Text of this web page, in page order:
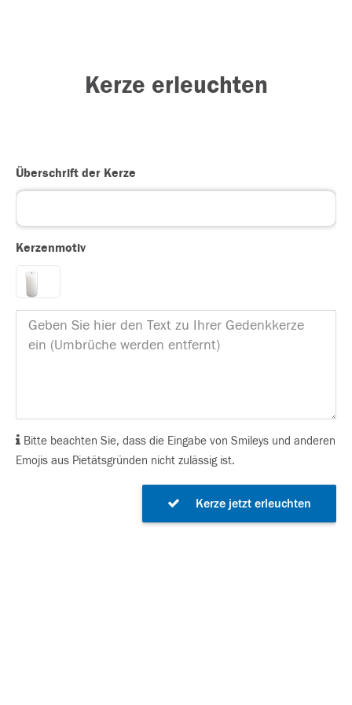
Kerze erleuchten
Überschrift der Kerze
Kerzenmotiv
Bitte beachten Sie, dass die Eingabe von Smileys und anderen
Emojis aus Pietätsgründen nicht zulässig ist.
Kerze jetzt erleuchten